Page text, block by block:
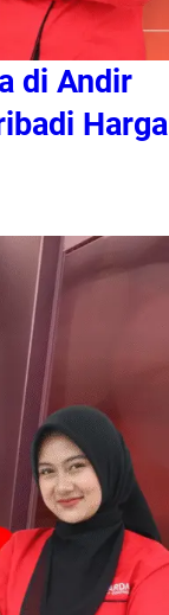
di Andir
Harga